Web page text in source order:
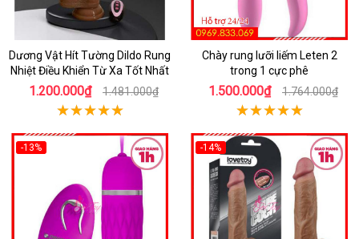
Dương Vật Hít Tường Dildo Rung
Nhiệt Điều Khiển Từ Xa Tốt Nhất
1.200.000₫ 1.481.000₫
Chày rung lưỡi liếm Leten 2
trong 1 cực phê
1.500.000₫ 1.764.000₫
-13% -14%